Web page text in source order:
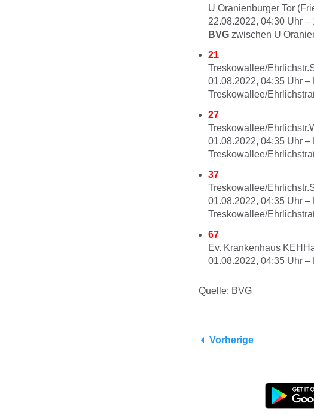
U Oranienburger Tor
22.08.2022, 04:30 Uhr –
BVG zwischen U
21
Treskowallee/
01.08.2022, 04:35 Uhr –
Treskowallee/
27
Treskowallee/
01.08.2022, 04:35 Uhr –
Treskowallee/
37
Treskowallee/
01.08.2022, 04:35 Uhr –
Treskowallee/
67
Ev. Krankenhaus
01.08.2022, 04:35 Uhr –
Quelle: BVG
Vorherige